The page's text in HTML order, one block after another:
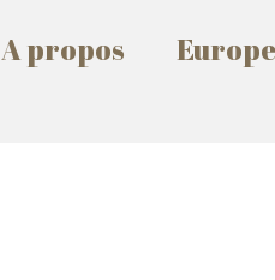
A propos Europe